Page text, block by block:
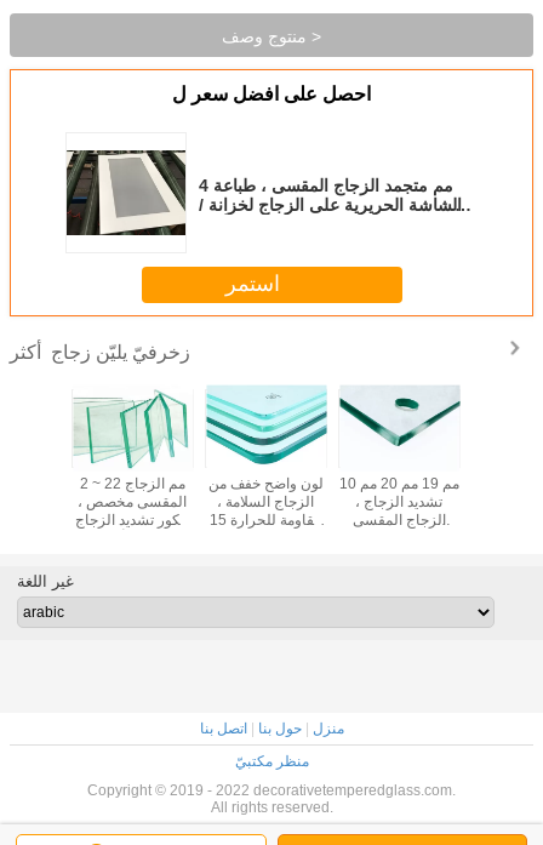
منتوج وصف >
احصل على افضل سعر ل
4 مم متجمد الزجاج المقسى ، طباعة
الشاشة الحريرية على الزجاج لخزانة /
استمر
زخرفيّ يليّن زجاج
2 ~ 22 مم الزجاج
المقسى مخصص ،
ديكور تشديد الزجاج
لون واضح خفف من
الزجاج السلامة ،
مقاومة للحرارة 15
10 مم 19 مم 20 مم
تشديد الزجاج ،
الزجاج المقسى
غير اللغة
منزل |حول بنا |اتصل بنا
منظر مكتبيّ
Copyright © 2019 - 2022 decorativetemperedglass.com.
All rights reserved.